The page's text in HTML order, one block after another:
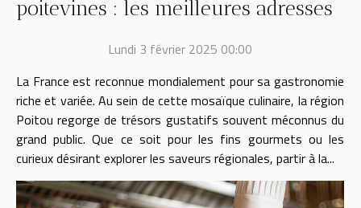
poitevines : les meilleures adresses
Lundi 3 février 2025 00:00
La France est reconnue mondialement pour sa gastronomie
riche et variée. Au sein de cette mosaïque culinaire, la région
Poitou regorge de trésors gustatifs souvent méconnus du
grand public. Que ce soit pour les fins gourmets ou les
curieux désirant explorer les saveurs régionales, partir à la...